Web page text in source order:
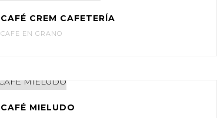
CAFÉ CREM CAFETERÍA
CAFE EN GRANO
CAFÉ MIELUDO